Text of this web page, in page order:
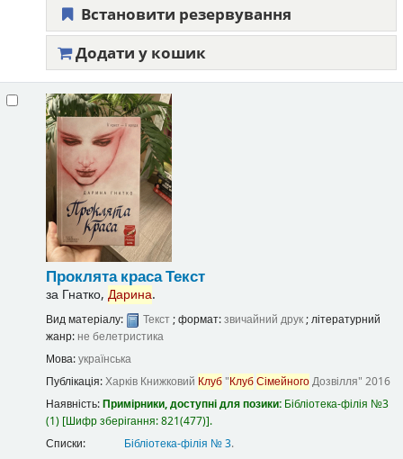
Встановити резервування
Додати у кошик
Проклята красаТекст
за Гнатко, Дарина.
Вид матеріалу: Текст; формат:звичайний друк; літературний
жанр: не белетристика
Мова:українська
Публікація:Харків Книжковий Клуб"КлубСімейногоДозвілля" 2016
Наявність:Примірники, доступні для позики: Бібліотека-філія №3
(1) Шифр зберігання:821(477) .
Списки:
Бібліотека-філія № 3.